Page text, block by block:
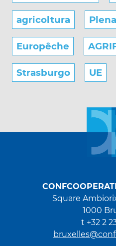
agricoltura
Europêche
Strasburgo UE
Square
1000
t +32 2